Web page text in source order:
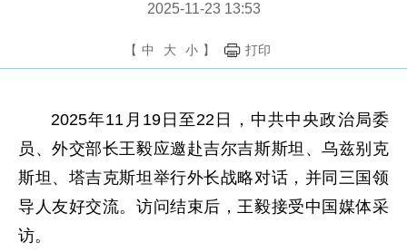
2025-11-23 13:53
【 中 大 小 】 打印
2025年11月19日至22日，中共中央政治局委
员、外交部长王毅应邀赴吉尔吉斯斯坦、乌兹别克
斯坦、塔吉克斯坦举行外长战略对话，并同三国领
导人友好交流。访问结束后，王毅接受中国媒体采
访。